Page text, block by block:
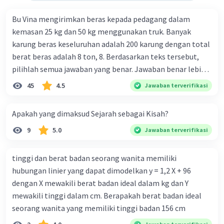
Bu Vina mengirimkan beras kepada pedagang dalam
kemasan 25 kg dan 50 kg menggunakan truk. Banyak
karung beras keseluruhan adalah 200 karung dengan total
berat beras adalah 8 ton, 8. Berdasarkan teks tersebut,
pilihlah semua jawaban yang benar. Jawaban benar lebih
dari satu. Banyak karung beras kemasan 25 kg adalah 50
buah. Banyak karung beras kemasan 50 kg adalah 150
ton. Perbandingan berat beras kemasan 25 kg dan 50 kg
dalam truk adalah 1: 3. 9. Berdasarkan teks tersebut, jika
besar Rp14.000, berapakah biaya angkut semua beras yang
harus dibayar oleh Bu Vina? A. Rp2.540.000 C. Rp2.312.000 B.
Rp2.475.000 D. Rp2.280.000
45 4.5 Jawaban terverifikasi
Apakah yang dimaksud Sejarah sebagai Kisah?
9 5.0 Jawaban terverifikasi
tinggi dan berat badan seorang wanita memiliki
hubungan linier yang dapat dimodelkan y = 1,2 X + 96
dengan X mewakili berat badan ideal dalam kg dan Y
mewakili tinggi dalam cm. Berapakah berat badan ideal
seorang wanita yang memiliki tinggi badan 156 cm